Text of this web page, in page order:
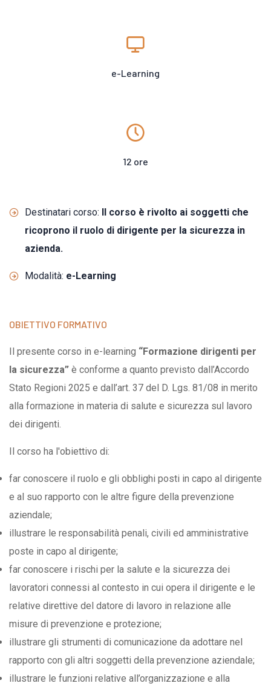
e-Learning
12 ore
Destinatari corso: Il corso è rivolto ai soggetti che
ricoprono il ruolo di dirigente per la sicurezza in
azienda.
Modalità: e-Learning
OBIETTIVO FORMATIVO
Il presente corso in e-learning “Formazione dirigenti per
la sicurezza” è conforme a quanto previsto dall’Accordo
Stato Regioni 2025 e dall’art. 37 del D. Lgs. 81/08 in merito
alla formazione in materia di salute e sicurezza sul lavoro
dei dirigenti.
Il corso ha l'obiettivo di:
far conoscere il ruolo e gli obblighi posti in capo al dirigente
e al suo rapporto con le altre figure della prevenzione
aziendale;
illustrare le responsabilità penali, civili ed amministrative
poste in capo al dirigente;
far conoscere i rischi per la salute e la sicurezza dei
lavoratori connessi al contesto in cui opera il dirigente e le
relative direttive del datore di lavoro in relazione alle
misure di prevenzione e protezione;
illustrare gli strumenti di comunicazione da adottare nel
rapporto con gli altri soggetti della prevenzione aziendale;
illustrare le funzioni relative all’organizzazione e alla